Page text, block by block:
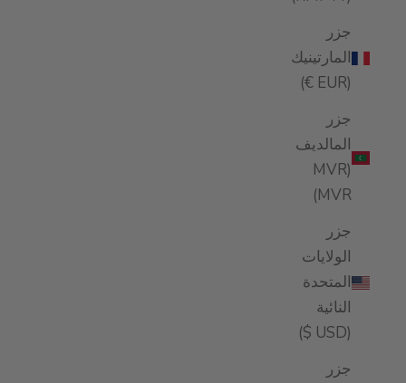
جزر
المارتينيك
(EUR €)
جزر
المالديف
(MVR
MVR)
جزر
الولايات
المتحدة
النائية
(USD $)
جزر